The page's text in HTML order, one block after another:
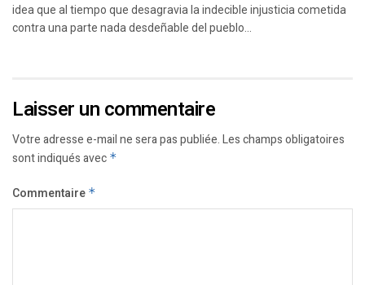
idea que al tiempo que desagravia la indecible injusticia cometida
contra una parte nada desdeñable del pueblo...
Laisser un commentaire
Votre adresse e-mail ne sera pas publiée.Les champs obligatoires
sont indiqués avec *
Commentaire *